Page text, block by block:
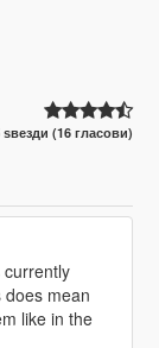
ѕвезди (16 гласови)
mean
like in the